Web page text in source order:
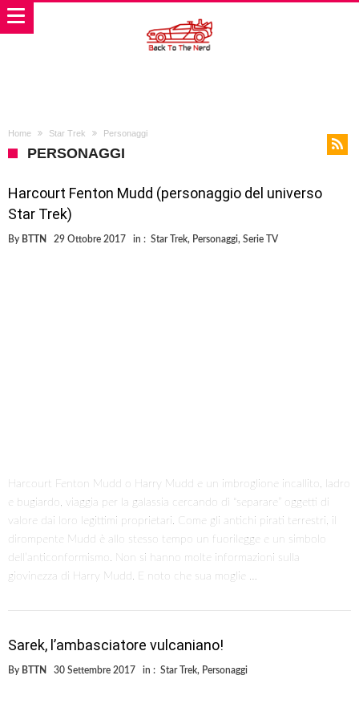
Home Star Trek Personaggi
PERSONAGGI
Harcourt Fenton Mudd (personaggio del universo
Star Trek)
By BTTN 29 Ottobre 2017 in : Star Trek, Personaggi, Serie TV
Harcourt Fenton Mudd o Harry Mudd e un imbroglione incallito, ladro
e bugiardo, viaggia per la galassia cercando dì “separare” oggetti di
valore dai loro legittimi proprietari. Come gli antichi pirati terrestri, il
dirompente Mudd è allo stesso tempo un fuorilegge e un simbolo
dell’anticonformismo. Non si hanno molte informazioni sulla
giovinezza di Harry Mudd. E noto che sua moglie …
Sarek, l’ambasciatore vulcaniano!
By BTTN 30 Settembre 2017 in : Star Trek, Personaggi